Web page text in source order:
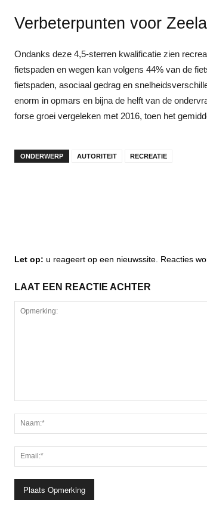
Verbeterpunten voor
Ondanks deze 4,5-sterren kwalificatie zien
fietspaden en wegen kan volgens 44% van de
fietspaden, asociaal gedrag en
enorm in opmars en bijna de helft van de
forse groei vergeleken met 2016, toen het
ONDERWERP AUTORITEIT RECREATIE
Let op: u reageert op een nieuwssite. Reacties
LAAT EEN REACTIE ACHTER